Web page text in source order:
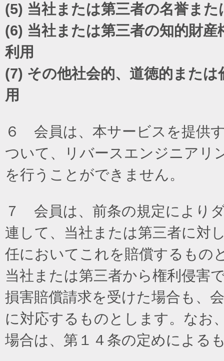
(5) 当社または第三者の名誉ま
(6) 当社または第三者の知的財
利用
(7) その他社会的、道徳的また
用
６ 会員は、本サービスを提供
ついて、リバースエンジニアリ
を行うことができません。
７ 会員は、前条の規定により
連して、当社または第三者に対
任においてこれを賠償するもの
当社または第三者から権利侵害
損害賠償請求を受けた場合も、
に対応するものとします。なお
場合は、第１４条の定めによる